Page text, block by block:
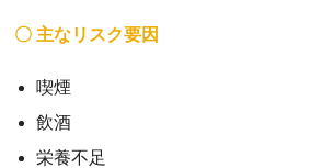
〇 主なリスク要因
喫煙
飲酒
栄養不足